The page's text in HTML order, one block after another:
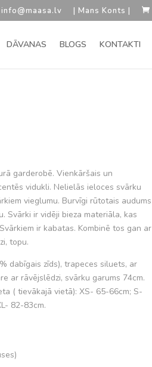
| Mans Konts |
DĀVANAS BLOGS KONTAKTI
garderobē. Vienkāršais un
vidukli. Nelielās ieloces svārku
vieglumu. Burvīgi rūtotais audums
Svārki ir vidēji bieza materiāla, kas
ir kabatas. Kombinē tos gan ar
topu.
dabīgais zīds), trapeces siluets, ar
ar rāvējslēdzi, svārku garums 74cm.
( tievākajā vietā): XS- 65-66cm; S-
82-83cm.